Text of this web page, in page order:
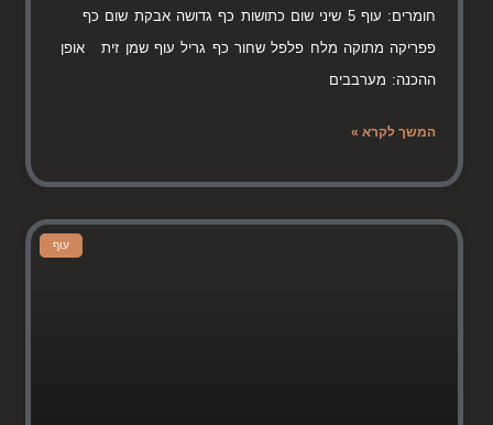
חומרים: עוף 5 שיני שום כתושות כף גדושה אבקת שום כף
פפריקה מתוקה מלח פלפל שחור כף גריל עוף שמן זית אופן
ההכנה: מערבבים
המשך לקרא »
עוף